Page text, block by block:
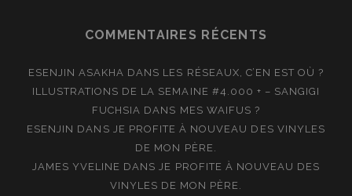
COMMENTAIRES RÉCENTS
ESENJIN ASAKHA DANS LES RÉSEAUX, C’EN EST OÙ ?
ILLUSTRATIONS DE LA SEMAINE #4.000 + – SANGIGI
FUCHSIA DANS MES WAIFUS ?
ESENJIN DANS JE PROFITE À NOUVEAU DES VINYLES
DE MON PÈRE.
JAMES YVELINE DANS JE PROFITE À NOUVEAU DES
VINYLES DE MON PÈRE.